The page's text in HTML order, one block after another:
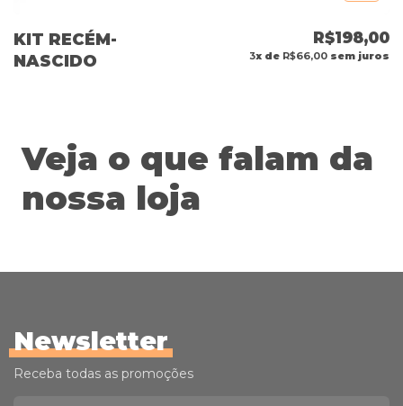
KIT RECÉM-
NASCIDO
R$198,00
3x de R$66,00 sem juros
Veja o que falam da
nossa loja
Newsletter
Receba todas as promoções